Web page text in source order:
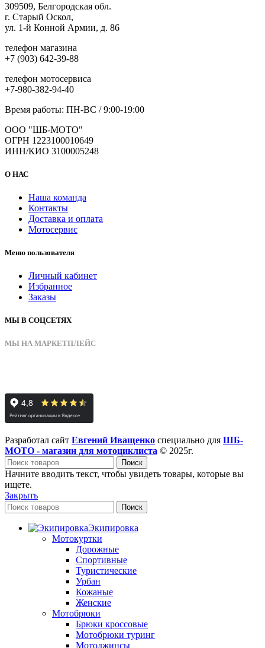
309509, Белгородская обл.
г. Старый Оскол,
ул. 1-й Конной Армии, д. 86
телефон магазина
+7 (903) 642-39-88
телефон мотосервиса
+7-980-382-94-40
Время работы: ПН-ВС / 9:00-19:00
ООО "ШБ-МОТО"
ОГРН 1223100010649
ИНН/КИО 3100005248
О НАС
Наша команда
Контакты
Доставка и оплата
Мотосервис
Меню пользователя
Личный кабинет
Избранное
Заказы
МЫ В СОЦСЕТЯХ
МЫ НА МАРКЕТПЛЕЙС
Разработал сайт Евгений Иващенко специально для ШБ-
МОТО - магазин для мотоциклиста © 2025г.
Поиск
Начните вводить текст, чтобы увидеть товары, которые вы
ищете.
Закрыть
Поиск
Экипировка
Мотокуртки
Дорожные
Спортивные
Туристические
Урбан
Кожаные
Женские
Мотобрюки
Брюки кроссовые
Мотобрюки туринг
Мотоджинсы